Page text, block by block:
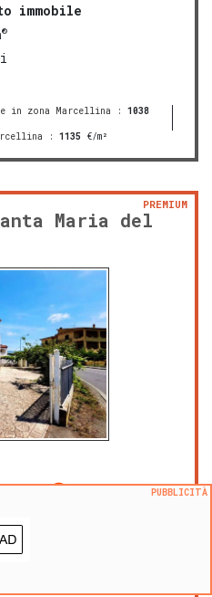
immobile
®
in zona Marcellina : 1038
: 1135 €/m²
Maria del
PREMIUM
con balcone
PUBBLICITÀ